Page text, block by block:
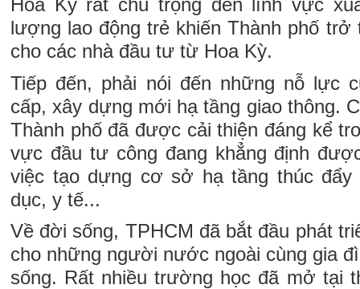
Hoa Kỳ rất chú trọng đến lĩnh vực
lượng lao động trẻ khiến Thành phố trở
cho các nhà đầu tư từ Hoa Kỳ.
Tiếp đến, phải nói đến những nỗ lực
cấp, xây dựng mới hạ tầng giao thông.
Thành phố đã được cải thiện đáng kể
vực đầu tư công đang khẳng định
việc tạo dựng cơ sở hạ tầng thúc đẩy
dục, y tế...
Về đời sống, TPHCM đã bắt đầu phát
cho những người nước ngoài cùng gia
sống. Rất nhiều trường học đã mở tại